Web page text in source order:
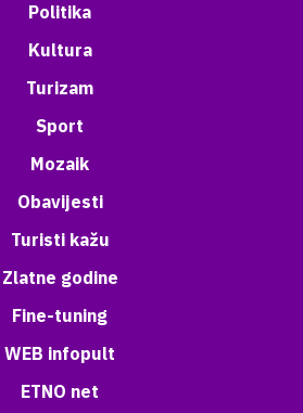
Politika
Kultura
Turizam
Sport
Mozaik
Obavijesti
Turisti kažu
Zlatne godine
Fine-tuning
WEB infopult
ETNO net